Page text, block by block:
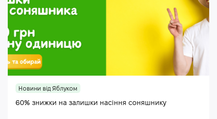
Новини від Яблуком
60% знижки на залишки насіння соняшнику